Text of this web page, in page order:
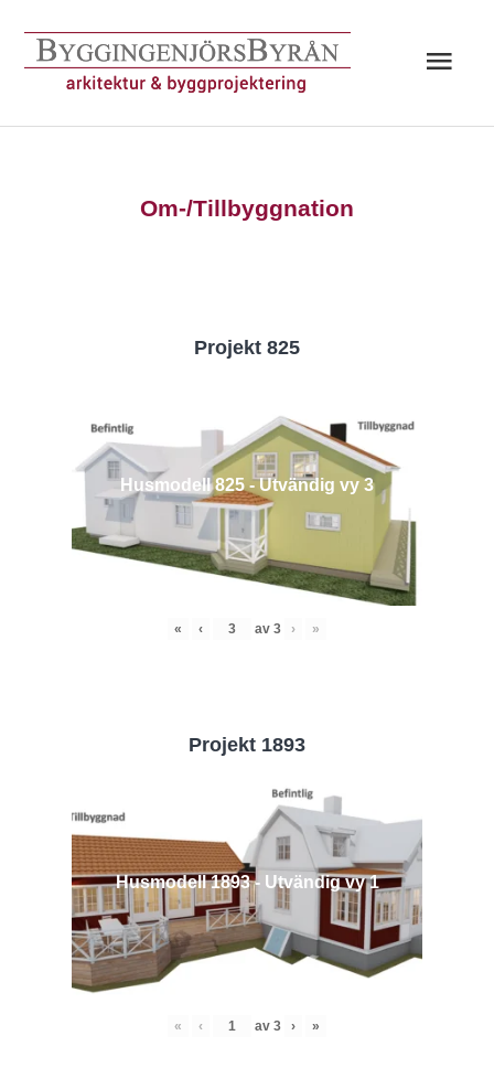
innehåll
Om-/Tillbyggnation
Projekt 825
Husmodell 825 - Utvändig vy 3
« ‹ av 3 › »
Projekt 1893
Husmodell 1893 - Utvändig vy 1
« ‹ av 3 › »